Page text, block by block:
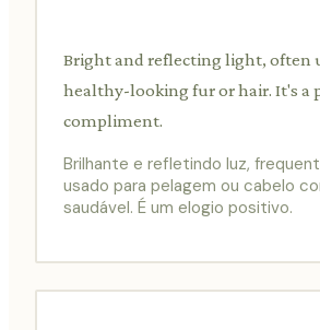
Bright and reflecting light, often
healthy-looking fur or hair. It's a
compliment.
Brilhante e refletindo luz,
usado para pelagem ou cabelo
saudável. É um elogio positivo.